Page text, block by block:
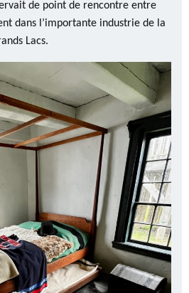
de point de rencontre entre
dans l’importante industrie de la
Lacs.